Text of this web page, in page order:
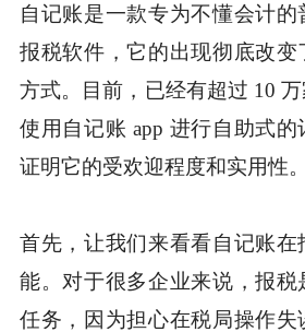
自记账是一款专为不懂会计
报税软件，它的出现彻底改变
方式。目前，已经有超过 10
使用自记账 app 进行自助式
证明它的受欢迎程度和实用性。
首先，让我们来看看自记账在
能。对于很多企业来说，报税
任务，因为担心在税局操作失